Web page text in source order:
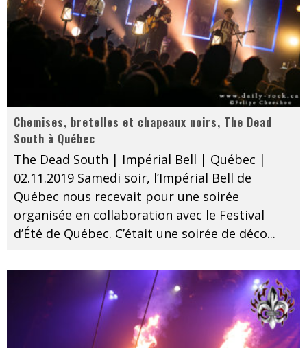
Chemises, bretelles et chapeaux noirs, The Dead
South à Québec
The Dead South | Impérial Bell | Québec |
02.11.2019 Samedi soir, l’Impérial Bell de
Québec nous recevait pour une soirée
organisée en collaboration avec le Festival
d’Été de Québec. C’était une soirée de déco...